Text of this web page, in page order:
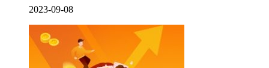
2023-09-08